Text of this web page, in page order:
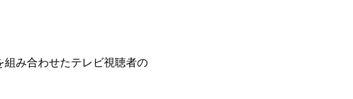
組み合わせたテレビ視聴者の